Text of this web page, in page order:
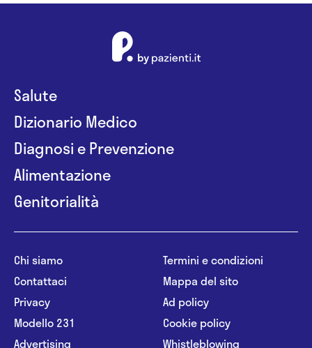
Salute
Dizionario Medico
Diagnosi e Prevenzione
Alimentazione
Genitorialità
Chi siamo
Contattaci
Privacy
Modello 231
Advertising
Termini e condizioni
Mappa del sito
Ad policy
Cookie policy
Whistleblowing